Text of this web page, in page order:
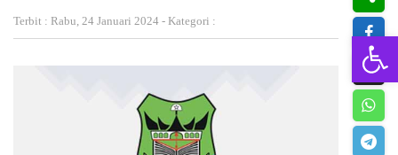
Terbit : Rabu, 24 Januari 2024 - Kategori :